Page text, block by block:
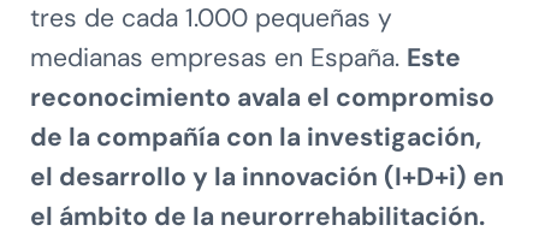
tres de cada 1.000 pequeñas y
medianas empresas en España. Este
reconocimiento avala el compromiso
de la compañía con la investigación,
el desarrollo y la innovación (I+D+i) en
el ámbito de la neurorrehabilitación.